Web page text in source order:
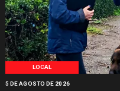
LOCAL
5 DE AGOSTO DE 2026